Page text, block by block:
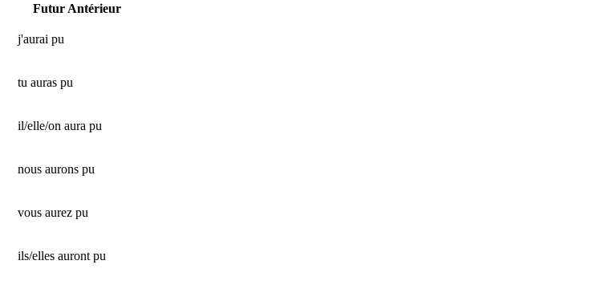
Futur Antérieur
j'aurai pu
tu auras pu
il/elle/on aura pu
nous aurons pu
vous aurez pu
ils/elles auront pu